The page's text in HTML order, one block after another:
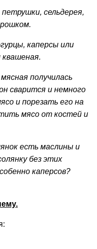
сельдерея,
каперсы или
квашеная.
получилась
сварится и немного
и порезать его на
мясо от костей и
есть маслины и
без этих
каперсов?